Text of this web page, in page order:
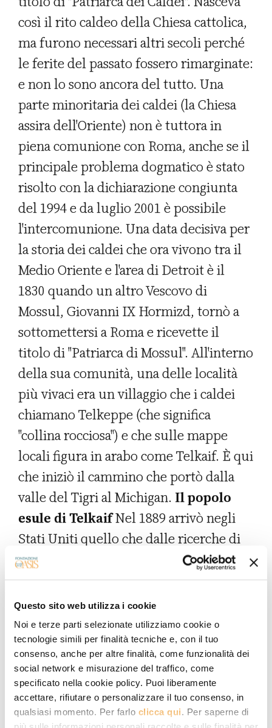
Questo sito web utilizza i cookie
Noi e terze parti selezionate utilizziamo cookie o
tecnologie simili per finalità tecniche e, con il tuo
consenso, anche per altre finalità, come funzionalità dei
social network e misurazione del traffico, come
specificato nella cookie policy. Puoi liberamente
accettare, rifiutare o personalizzare il tuo consenso, in
qualsiasi momento. Per farlo clicca qui. Per saperne di
così il rito caldeo della Chiesa cattolica,
ma furono necessari altri secoli perché
le ferite del passato fossero rimarginate:
e non lo sono ancora del tutto. Una
parte minoritaria dei caldei (la Chiesa
assira dell'Oriente) non è tuttora in
piena comunione con Roma, anche se il
principale problema dogmatico è stato
risolto con la dichiarazione congiunta
del 1994 e da luglio 2001 è possibile
l'intercomunione. Una data decisiva per
la storia dei caldei che ora vivono tra il
Medio Oriente e l'area di Detroit è il
1830 quando un altro Vescovo di
Mossul, Giovanni IX Hormizd, tornò a
sottomettersi a Roma e ricevette il
titolo di "Patriarca di Mossul". All'interno
della sua comunità, una delle località
più vivaci era un villaggio che i caldei
chiamano Telkeppe (che significa
"collina rocciosa") e che sulle mappe
locali figura in arabo come Telkaif. È qui
che iniziò il cammino che portò dalla
valle del Tigri al Michigan. Il popolo
esule di TelkaifNel 1889 arrivò negli
Stati Uniti quello che dalle ricerche di
Mary C. Sengstock, professoressa di
sociologia alla Wayne State University di
Detroit, risulta essere stato il primo
caldeo d'America. Si chiamava Zia
Attalla, fu assunto a lavorare in un
albergo a Filadelfia e in seguito tornò in
Medio Oriente per inaugurare un
proprio hotel a Baghdad. Attalla aprì